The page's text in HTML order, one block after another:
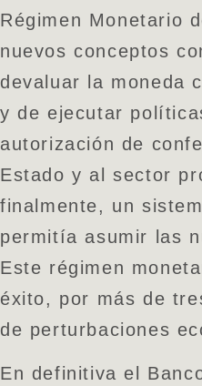
Régimen Monetario
nuevos conceptos
devaluar la moneda
y de ejecutar
autorización de
Estado y al sector
finalmente, un
permitía asumir las
Este régimen
éxito, por más de
de perturbaciones
En definitiva el